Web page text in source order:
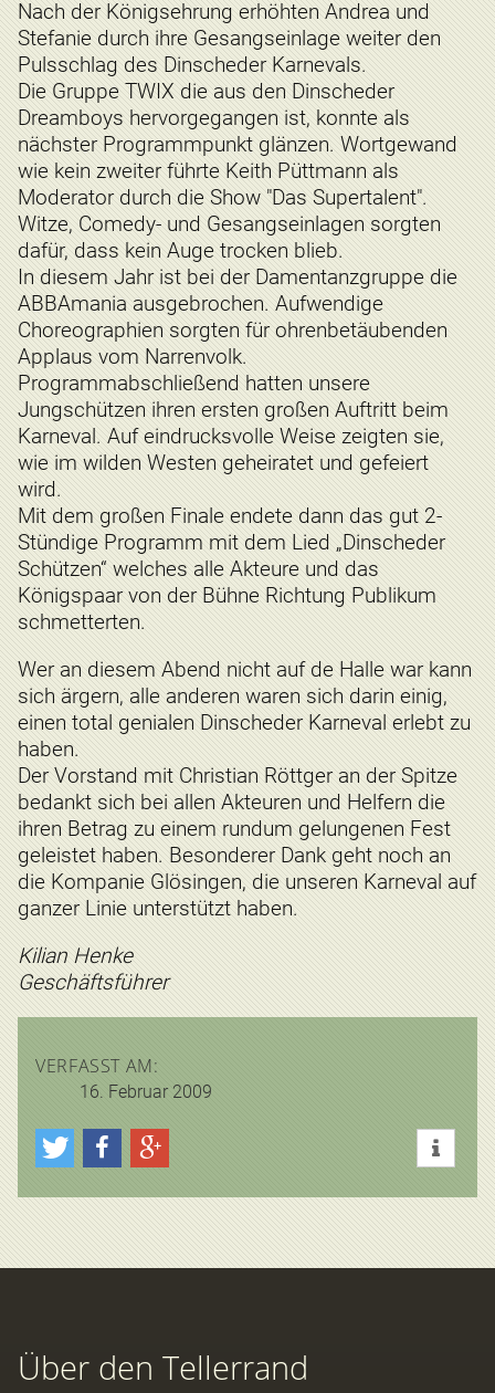
Nach der Königsehrung erhöhten Andrea und
Stefanie durch ihre Gesangseinlage weiter den
Pulsschlag des Dinscheder Karnevals.
Die Gruppe TWIX die aus den Dinscheder
Dreamboys hervorgegangen ist, konnte als
nächster Programmpunkt glänzen. Wortgewand
wie kein zweiter führte Keith Püttmann als
Moderator durch die Show "Das Supertalent".
Witze, Comedy- und Gesangseinlagen sorgten
dafür, dass kein Auge trocken blieb.
In diesem Jahr ist bei der Damentanzgruppe die
ABBAmania ausgebrochen. Aufwendige
Choreographien sorgten für ohrenbetäubenden
Applaus vom Narrenvolk.
Programmabschließend hatten unsere
Jungschützen ihren ersten großen Auftritt beim
Karneval. Auf eindrucksvolle Weise zeigten sie,
wie im wilden Westen geheiratet und gefeiert
wird.
Mit dem großen Finale endete dann das gut 2-
Stündige Programm mit dem Lied „Dinscheder
Schützen“ welches alle Akteure und das
Königspaar von der Bühne Richtung Publikum
schmetterten.
Wer an diesem Abend nicht auf de Halle war kann
sich ärgern, alle anderen waren sich darin einig,
einen total genialen Dinscheder Karneval erlebt zu
haben.
Der Vorstand mit Christian Röttger an der Spitze
bedankt sich bei allen Akteuren und Helfern die
ihren Betrag zu einem rundum gelungenen Fest
geleistet haben. Besonderer Dank geht noch an
die Kompanie Glösingen, die unseren Karneval auf
ganzer Linie unterstützt haben.
Kilian Henke
Geschäftsführer
VERFASST AM:
16. Februar 2009
Über den Tellerrand